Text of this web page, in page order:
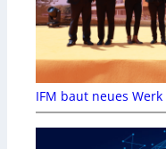
IFM baut neues